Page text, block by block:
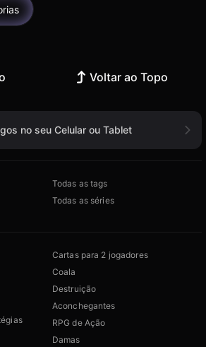
Voltar ao Topo
no seu Celular ou Tablet
Todas as tags
Todas as séries
Cartas para 2 jogadores
Coala
Destruição
Aconchegantes
RPG de Ação
Damas